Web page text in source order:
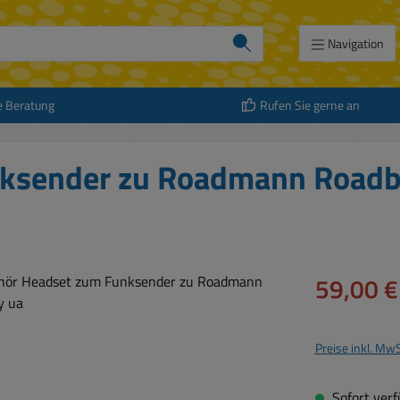
Navigation
Beratung Rufen Sie gerne an
zu Roadmann
Verkaufspreis:
59,00 €
Preise inkl.